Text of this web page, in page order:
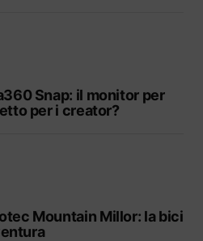
Snap: il monitor per
per i creator?
Mountain Millor: la bici